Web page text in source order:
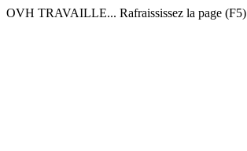
OVH TRAVAILLE... Rafraississez la page (F5)